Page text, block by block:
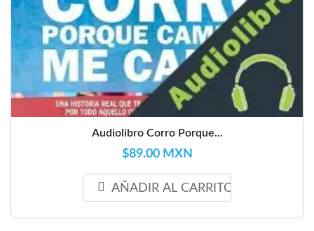
Audiolibro Corro Porque...
$89.00 MXN
AÑADIR AL CARRITO